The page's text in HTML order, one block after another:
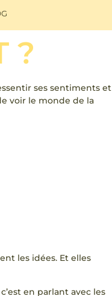
?
ses sentiments et
voir le monde de la
les idées. Et elles
en parlant avec les